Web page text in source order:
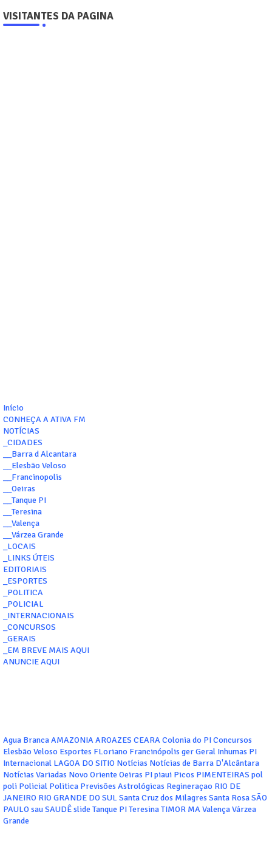
VISITANTES DA PAGINA
Início
CONHEÇA A ATIVA FM
NOTÍCIAS
_CIDADES
__Barra d Alcantara
__Elesbão Veloso
__Francinopolis
__Oeiras
__Tanque PI
__Teresina
__Valença
__Várzea Grande
_LOCAIS
_LINKS ÚTEIS
EDITORIAIS
_ESPORTES
_POLITICA
_POLICIAL
_INTERNACIONAIS
_CONCURSOS
_GERAIS
_EM BREVE MAIS AQUI
ANUNCIE AQUI
Agua BrancaAMAZONIAAROAZES CEARAColonia do PIConcursos
Elesbão Veloso Esportes FLoriano Francinópolis gerGeral Inhumas PI
Internacional LAGOA DO SITIO Notícias Notícias de Barra D'Alcântara
Notícias Variadas Novo Oriente Oeiras PIpiaui Picos PIMENTEIRAS pol
poli Policial Politica Previsões Astrológicas Regineraçao RIO DE
JANEIRO RIO GRANDE DO SUL Santa Cruz dos Milagres Santa RosaSÃO
PAULOsauSAUDÊslide Tanque PITeresinaTIMOR MAValençaVárzea
Grande